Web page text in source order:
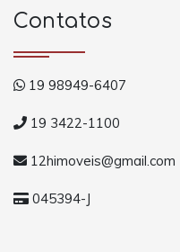
Contatos
19 98949-6407
19 3422-1100
12himoveis@gmail.com
045394-J